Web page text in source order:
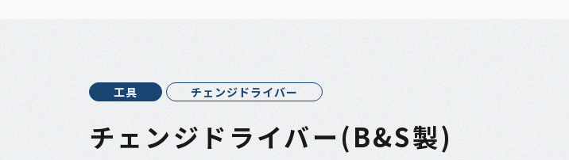
工具 チェンジドライバー
チェンジドライバー(B&S製)